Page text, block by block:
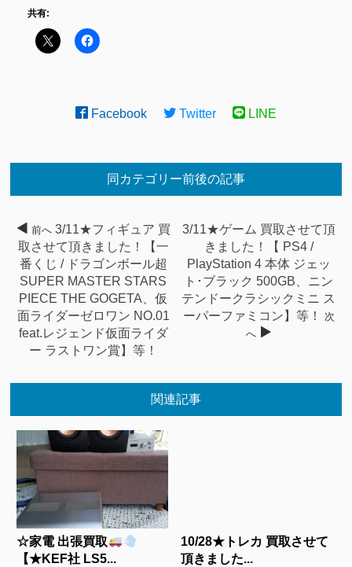
共有:
Facebook Twitter LINE
同カテゴリー前後の記事
前へ 3/11★フィギュア 買
取させて頂きました！【一
番くじ / ドラゴンボール超
SUPER MASTER STARS
PIECE THE GOGETA、仮
面ライダーゼロワン NO.01
feat.レジェンド仮面ライダ
ー ラストワン賞】等！
3/11★ゲーム 買取させて頂
きました！【 PS4 /
PlayStation 4 本体 ジェッ
ト･ブラック 500GB、ニン
テンドークラシックミニ ス
ーパーファミコン】等！
次
へ
関連記事
☆家電 出張買取
【★KEF社 LS5...
10/28★トレカ 買取させて
頂きました...